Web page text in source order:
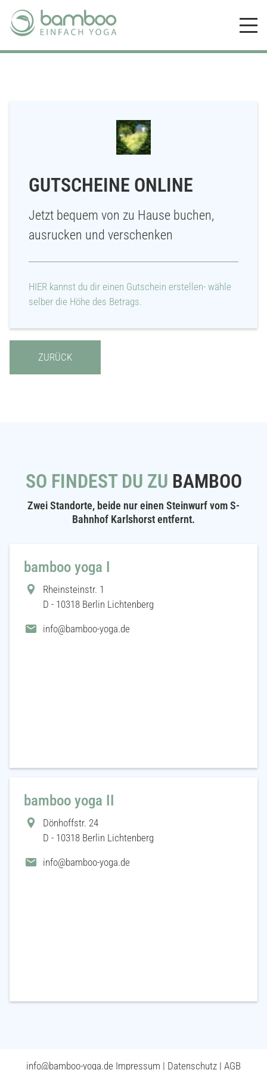
GUTSCHEINE ONLINE
Jetzt bequem von zu Hause buchen,
ausrucken und verschenken
HIER kannst du dir einen Gutschein erstellen- wähle
selber die Höhe des Betrags.
ZURÜCK
SO FINDEST DU ZU BAMBOO
Zwei Standorte, beide nur einen Steinwurf vom S-
Bahnhof Karlshorst entfernt.
bamboo yoga I
Rheinsteinstr. 1
D - 10318 Berlin Lichtenberg
info@bamboo-yoga.de
bamboo yoga II
Dönhoffstr. 24
D - 10318 Berlin Lichtenberg
info@bamboo-yoga.de
info@bamboo-yoga.de Impressum | Datenschutz | AGB